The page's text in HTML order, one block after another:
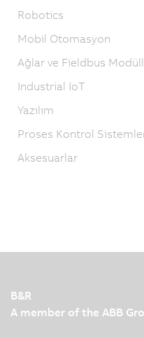
Robotics
Mobil Otomasyon
Ağlar ve Fieldbus
Industrial IoT
Yazılım
Proses Kontrol
Aksesuarlar
B&R
A member of the ABB